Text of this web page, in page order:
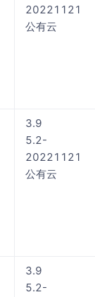
20221121
公有云
3.9
5.2-
20221121
公有云
3.9
5.2-